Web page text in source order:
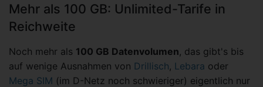
Mehr als 100 GB: Unlimited-Tarife in
Reichweite
Noch mehr als 100 GB Datenvolumen, das gibt's bis
auf wenige Ausnahmen von Drillisch, Lebara oder
Mega SIM (im D-Netz noch schwieriger) eigentlich nur